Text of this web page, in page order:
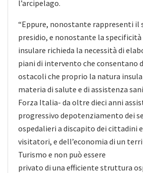
l’arcipelago.
“Eppure, nonostante rappresenti il
presidio, e nonostante la
insulare richieda la necessità di
piani di intervento che consentano
ostacoli che proprio la natura
materia di salute e di assistenza
Forza Italia- da oltre dieci anni
progressivo depotenziamento dei
ospedalieri a discapito dei cittadini
visitatori, e dell’economia di un
Turismo e non può essere
privato di una efficiente struttura